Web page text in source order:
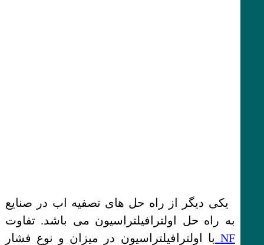
یکی دیگر از راه حل های تصفیه اب در صنایع
به راه حل اولترافیلتراسیون می باشد. تفاوت
NF با اولترافیلتراسیون در میزان و نوع فشار